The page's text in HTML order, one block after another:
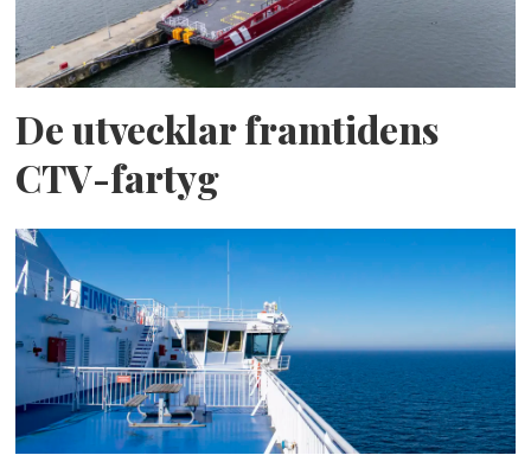
De utvecklar framtidens
CTV-fartyg